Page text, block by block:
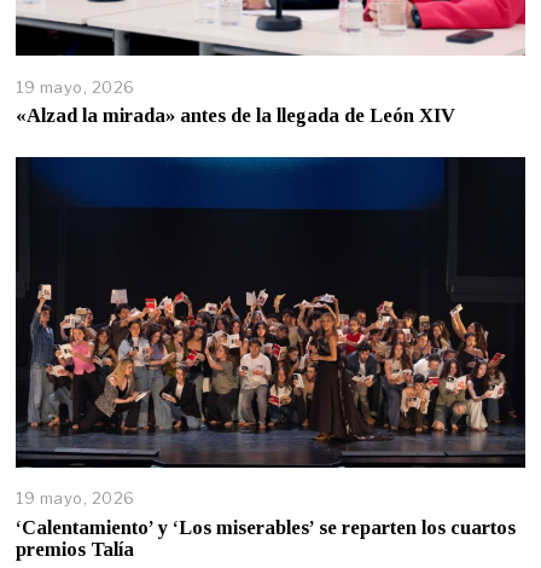
19 mayo, 2026
«Alzad la mirada» antes de la llegada de León XIV
19 mayo, 2026
‘Calentamiento’ y ‘Los miserables’ se reparten los cuartos
premios Talía